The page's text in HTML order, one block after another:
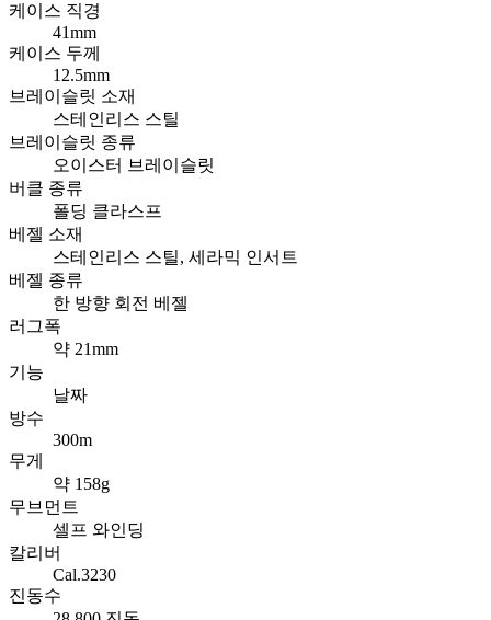
케이스 직경
41mm
케이스 두께
12.5mm
브레이슬릿 소재
스테인리스 스틸
브레이슬릿 종류
오이스터 브레이슬릿
버클 종류
폴딩 클라스프
베젤 소재
스테인리스 스틸, 세라믹 인서트
베젤 종류
한 방향 회전 베젤
러그폭
약 21mm
기능
날짜
방수
300m
무게
약 158g
무브먼트
셀프 와인딩
칼리버
Cal.3230
진동수